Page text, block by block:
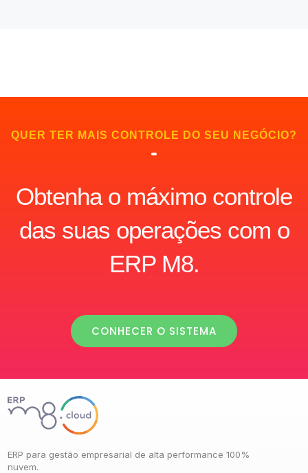
QUER TER MAIS CONTROLE DO SEU NEGÓCIO?
Obtenha o máximo controle
das suas operações com o
ERP M8.
CONHECER O SISTEMA
ERP para gestão empresarial de alta performance 100%
nuvem.